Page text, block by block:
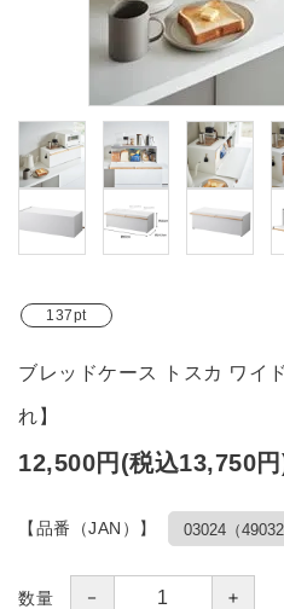
ブランド
ガイドライン
137pt
ブレッドケース トスカ ワイ
れ】
12,500円(税込13,750
【品番（JAN）】
数量 － ＋